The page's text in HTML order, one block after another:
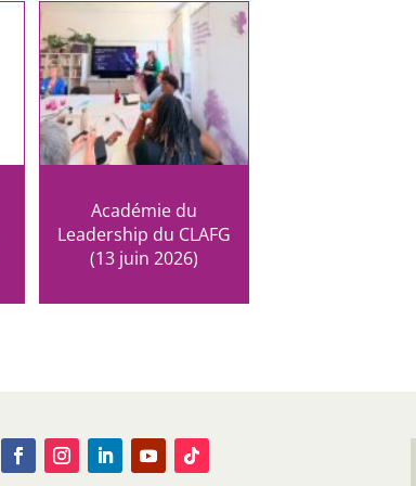
Académie du
Leadership du CLAFG
(13 juin 2026)